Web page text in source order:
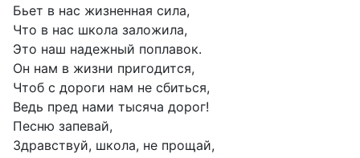
Бьет в нас жизненная сила,
Что в нас школа заложила,
Это наш надежный поплавок.
Он нам в жизни пригодится,
Чтоб с дороги нам не сбиться,
Ведь пред нами тысяча дорог!
Песню запевай,
Здравствуй, школа, не прощай,